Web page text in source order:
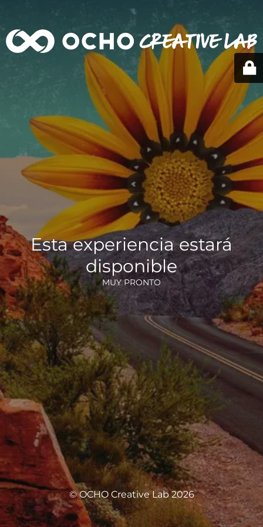
Esta experiencia estará
disponible
MUY PRONTO
© OCHO Creative Lab 2026